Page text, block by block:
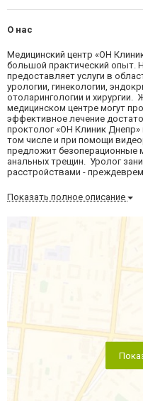
О нас
Медицинский центр «ОН
большой практический опыт.
предоставляет услуги в
урологии, гинекологии,
отоларингологии и
медицинском центре могут
эффективное лечение
проктолог «ОН Клиник
том числе и при помощи
предложит безоперационные
анальных трещин. Уролог
расстройствами -
Показать полное описание